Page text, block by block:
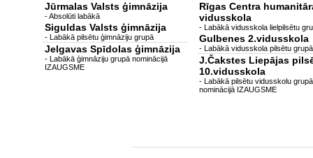
Jūrmalas Valsts ģimnāzija
- Absolūti labākā
Siguldas Valsts ģimnāzija
- Labākā pilsētu ģimnāziju grupā
Jelgavas Spīdolas ģimnāzija
- Labākā ģimnāziju grupā nominācijā
IZAUGSME
Rīgas Centra
vidusskola
- Labākā vidusskola lielpilsētu
Gulbenes 2.vidusskola
- Labākā vidusskola pilsētu grupā
J.Čakstes Liepājas
10.vidusskola
- Labākā pilsētu vidusskolu grupā
nominācijā IZAUGSME